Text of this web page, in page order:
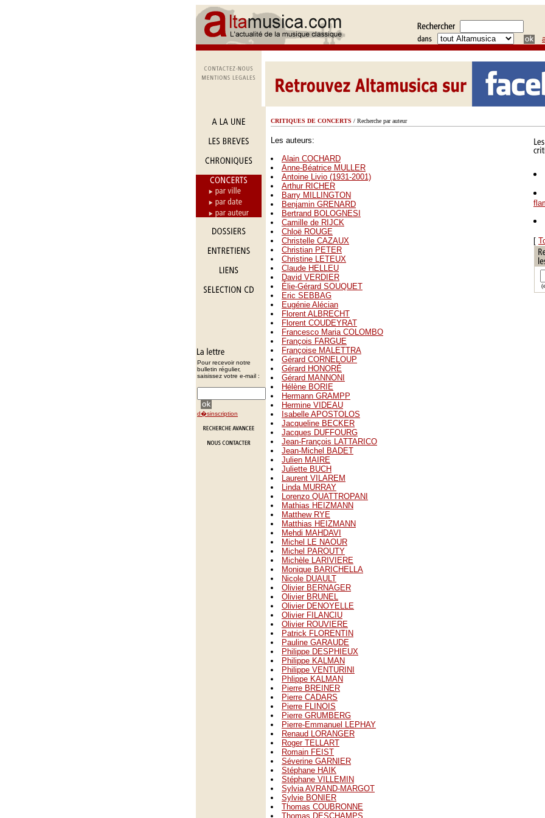
Pour recevoir notre
bulletin régulier,
saisissez votre e-mail :
d�sinscription
CRITIQUES DE CONCERTS / Recherche par auteur
Les auteurs:
Alain COCHARD
Anne-Béatrice MULLER
Antoine Livio (1931-2001)
Arthur RICHER
Barry MILLINGTON
Benjamin GRENARD
Bertrand BOLOGNESI
Camille de RIJCK
Chloë ROUGE
Christelle CAZAUX
Christian PETER
Christine LETEUX
Claude HELLEU
David VERDIER
Élie-Gérard SOUQUET
Eric SEBBAG
Eugénie Alécian
Florent ALBRECHT
Florent COUDEYRAT
Francesco Maria COLOMBO
François FARGUE
Françoise MALETTRA
Gérard CORNELOUP
Gérard HONORÉ
Gérard MANNONI
Hélène BORIE
Hermann GRAMPP
Hermine VIDEAU
Isabelle APOSTOLOS
Jacqueline BECKER
Jacques DUFFOURG
Jean-François LATTARICO
Jean-Michel BADET
Julien MAIRE
Juliette BUCH
Laurent VILAREM
Linda MURRAY
Lorenzo QUATTROPANI
Mathias HEIZMANN
Matthew RYE
Matthias HEIZMANN
Mehdi MAHDAVI
Michel LE NAOUR
Michel PAROUTY
Michèle LARIVIERE
Monique BARICHELLA
Nicole DUAULT
Olivier BERNAGER
Olivier BRUNEL
Olivier DENOYELLE
Olivier FILANCIU
Olivier ROUVIERE
Patrick FLORENTIN
Pauline GARAUDE
Philippe DESPHIEUX
Philippe KALMAN
Philippe VENTURINI
Phlippe KALMAN
Pierre BREINER
Pierre CADARS
Pierre FLINOIS
Pierre GRUMBERG
Pierre-Emmanuel LEPHAY
Renaud LORANGER
Roger TELLART
Romain FEIST
Séverine GARNIER
Stéphane HAIK
Stéphane VILLEMIN
Sylvia AVRAND-MARGOT
Sylvie BONIER
Thomas COUBRONNE
Thomas DESCHAMPS
[